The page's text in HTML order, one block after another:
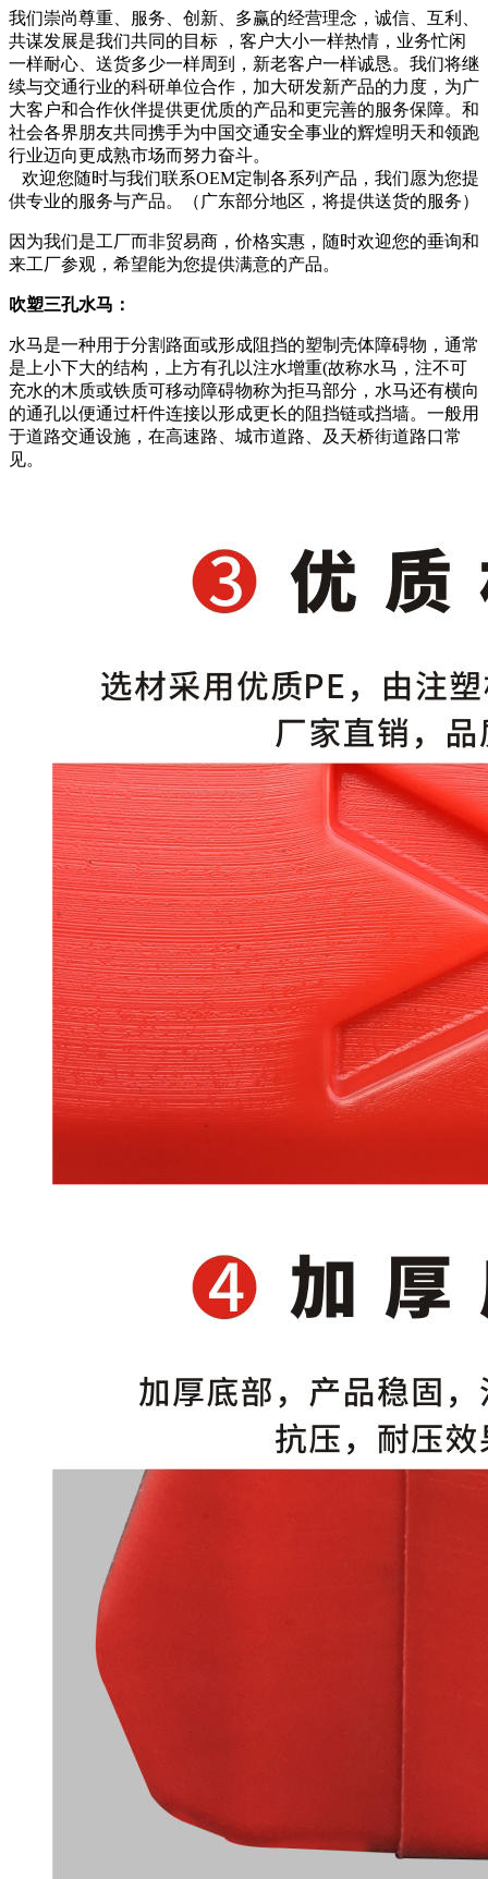
我们崇尚尊重、服务、创新、多赢的经营理念，诚信、互利、
共谋发展是我们共同的目标 ，客户大小一样热情，业务忙闲
一样耐心、送货多少一样周到，新老客户一样诚恳。我们将继
续与交通行业的科研单位合作，加大研发新产品的力度，为广
大客户和合作伙伴提供更优质的产品和更完善的服务保障。和
社会各界朋友共同携手为中国交通安全事业的辉煌明天和领跑
行业迈向更成熟市场而努力奋斗。
欢迎您随时与我们联系OEM定制各系列产品，我们愿为您提
供专业的服务与产品。（广东部分地区，将提供送货的服务）
因为我们是工厂而非贸易商，价格实惠，随时欢迎您的垂询和
来工厂参观，希望能为您提供满意的产品。
吹塑三孔水马：
水马是一种用于分割路面或形成阻挡的塑制壳体障碍物，通常
是上小下大的结构，上方有孔以注水增重(故称水马，注不可
充水的木质或铁质可移动障碍物称为拒马部分，水马还有横向
的通孔以便通过杆件连接以形成更长的阻挡链或挡墙。一般用
于道路交通设施，在高速路、城市道路、及天桥街道路口常
见。